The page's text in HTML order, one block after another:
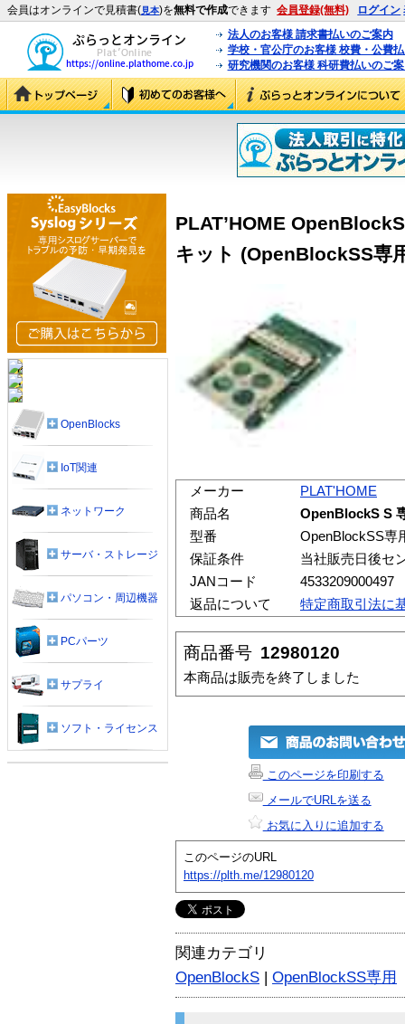
会員はオンラインで見積書(見本)を無料で作成できます 会員登録(無料) ログイン
法人のお客様 請求書払いのご案内
学校・官公庁のお客様 校費・公費
研究機関のお客様 科研費払いのご
PLAT’HOME
キット (OpenBlockSS専
メーカー
PLAT'HOME
商品名
OpenBlockS S
型番
OpenBlockSS専
保証条件
当社販売日後セ
JANコード
4533209000497
返品について
特定商取引法に
商品番号 12980120
本商品は販売を終了しました
このページを印刷する
メールでURLを送る
お気に入りに追加する
このページのURL
https://plth.me/12980120
関連カテゴリ
OpenBlockS | OpenBlockSS専用
OpenBlocks
IoT関連
ネットワーク
サーバ・ストレージ
パソコン・周辺機器
PCパーツ
サプライ
ソフト・ライセンス